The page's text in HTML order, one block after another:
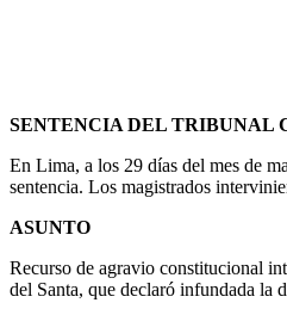
SENTENCIA DEL TRIBUNAL
En Lima, a los 29 días del mes de
sentencia. Los magistrados
ASUNTO
Recurso de agravio constitucional
del Santa, que declaró infundada la